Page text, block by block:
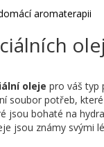
aromaterapii
oleje pro váš typ
soubor potřeb,
jsou bohaté na
jsou známy svými